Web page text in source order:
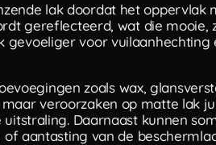
lak doordat het oppervlak
gereflecteerd, wat die mooie,
gevoeliger voor
zoals wax,
veroorzaken op matte lak
Daarnaast kunnen
aantasting van de